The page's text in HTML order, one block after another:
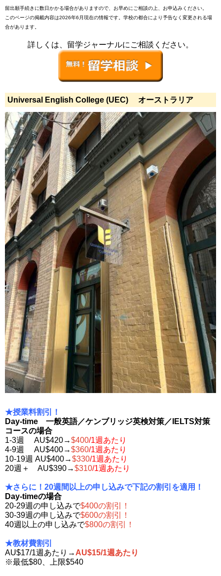
留出願手続きに数日かかる場合がありますので、お早めにご相談の上、お申込みください。
このページの掲載内容は2026年6月現在の情報です。学校の都合により予告なく変更される場
合があります。
詳しくは、留学ジャーナルにご相談ください。
Universal English College (UEC) オーストラリア
★授業料割引！
Day-time 一般英語／ケンブリッジ英検対策／IELTS対策
コースの場合
1-3週 AU$420→$400/1週あたり
4-9週 AU$400→$360/1週あたり
10-19週 AU$400→$330/1週あたり
20週＋ AU$390→$310/1週あたり
★さらに！20週間以上の申し込みで下記の割引を適用！
Day-timeの場合
20-29週の申し込みで$400の割引！
30-39週の申し込みで$600の割引！
40週以上の申し込みで$800の割引！
★教材費割引
AU$17/1週あたり→ AU$15/1週あたり
※最低$80、上限$540